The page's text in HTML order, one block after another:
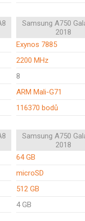
Samsung A750
2018
Exynos 7885
2200 MHz
8
ARM Mali-G71
116370 bodů
Samsung A750
2018
64 GB
microSD
512 GB
4 GB